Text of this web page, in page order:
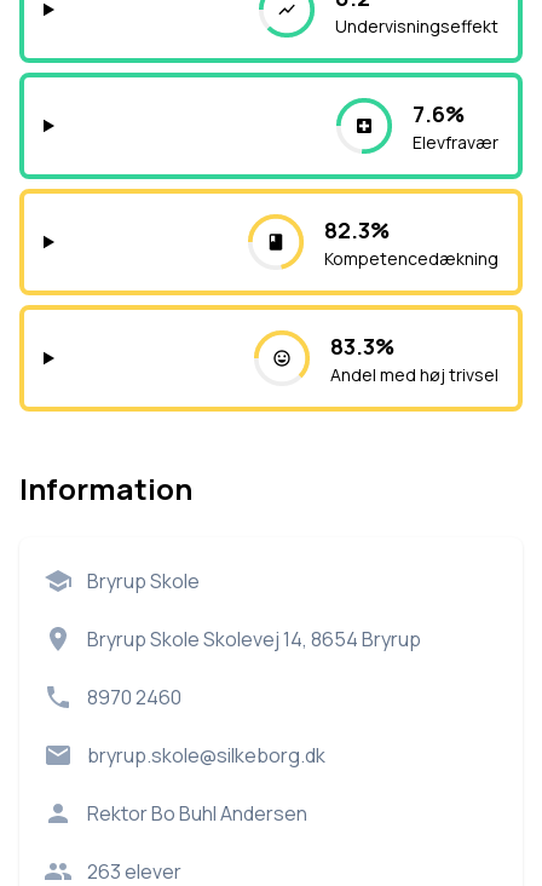
Undervisningseffekt
7.6%
Elevfravær
82.3%
Kompetencedækning
83.3%
Andel med høj trivsel
Information
Bryrup Skole
Bryrup Skole Skolevej 14, 8654 Bryrup
8970 2460
bryrup.skole@silkeborg.dk
RektorBo Buhl Andersen
263elever